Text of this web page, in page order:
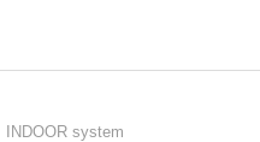
INDOOR system